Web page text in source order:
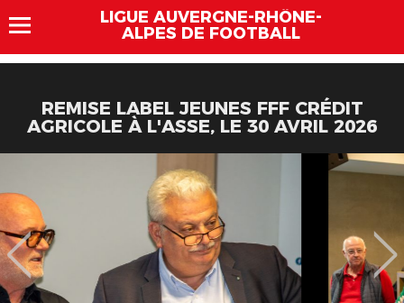
LIGUE AUVERGNE-RHÔNE-
ALPES DE FOOTBALL
REMISE LABEL JEUNES FFF CRÉDIT
AGRICOLE À L'ASSE, LE 30 AVRIL 2026